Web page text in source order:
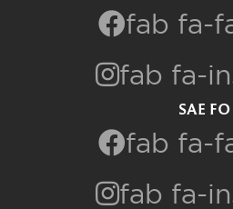
fab fa-
fab fa-
SAE FO
fab fa-
fab fa-